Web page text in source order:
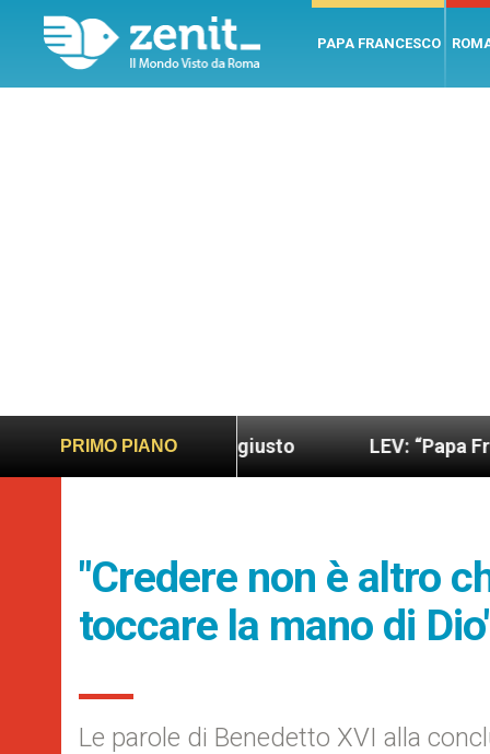
PAPA FRANCESCO
PRIMO PIANO
più sano e giusto LEV: “Papa Francesco.
"Credere non è altro
toccare la mano di
Le parole di Benedetto XVI alla